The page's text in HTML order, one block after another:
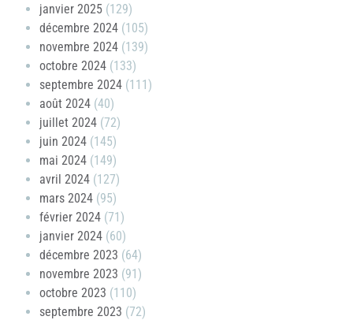
janvier 2025 (129)
décembre 2024 (105)
novembre 2024 (139)
octobre 2024 (133)
septembre 2024 (111)
août 2024 (40)
juillet 2024 (72)
juin 2024 (145)
mai 2024 (149)
avril 2024 (127)
mars 2024 (95)
février 2024 (71)
janvier 2024 (60)
décembre 2023 (64)
novembre 2023 (91)
octobre 2023 (110)
septembre 2023 (72)